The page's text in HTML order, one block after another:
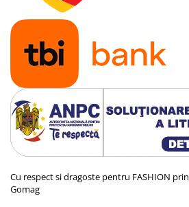
Cu respect si dragoste pentru FASHION prin
Gomag